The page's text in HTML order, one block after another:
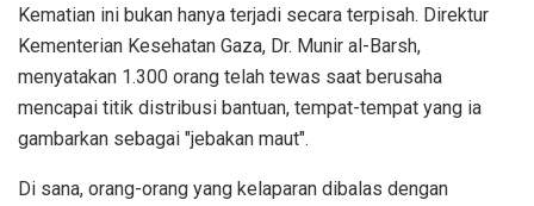
Kematian ini bukan hanya terjadi secara terpisah. Direktur
Kementerian Kesehatan Gaza, Dr. Munir al-Barsh,
menyatakan 1.300 orang telah tewas saat berusaha
mencapai titik distribusi bantuan, tempat-tempat yang ia
gambarkan sebagai "jebakan maut".
Di sana, orang-orang yang kelaparan dibalas dengan